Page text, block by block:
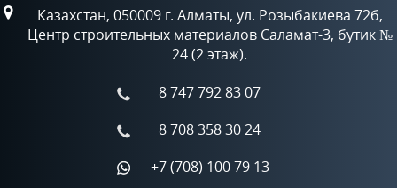
Казахстан, 050009 г. Алматы, ул. Розыбакиева 72б,
Центр строительных материалов Саламат-3, бутик №
24 (2 этаж).
8 747 792 83 07
8 708 358 30 24
+7 (708) 100 79 13